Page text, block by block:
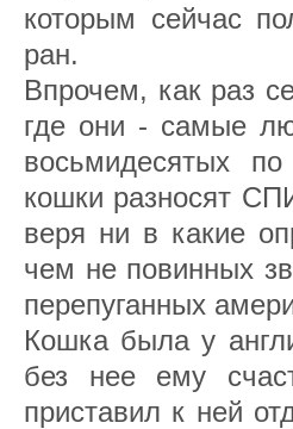
которым сейчас
ран.
Впрочем, как раз
где они - самые
восьмидесятых
кошки разносят
веря ни в какие
чем не повинных
перепуганных
Кошка была у
без нее ему
приставил к ней